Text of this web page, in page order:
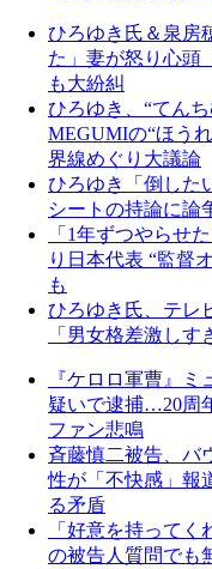
ひろゆき氏＆泉房
た」妻が怒り心頭
も大紛糾
ひろゆき、“てん
MEGUMIの“ほう
界線めぐり大議論
ひろゆき「倒した
シートの持論に論
「1年ずつやらせ
り日本代表 “監督
も
ひろゆき氏、テレ
「男女格差激し
『ケロロ軍曹』
疑いで逮捕…20周
ファン悲鳴
斉藤慎二被告、バ
性が「不快感」報
る矛盾
「好意を持って
の被告人質問でも